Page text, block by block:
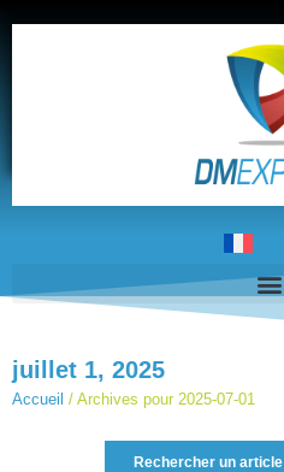
juillet 1, 2025
Accueil / Archives pour 2025-07-01
Rechercher un article